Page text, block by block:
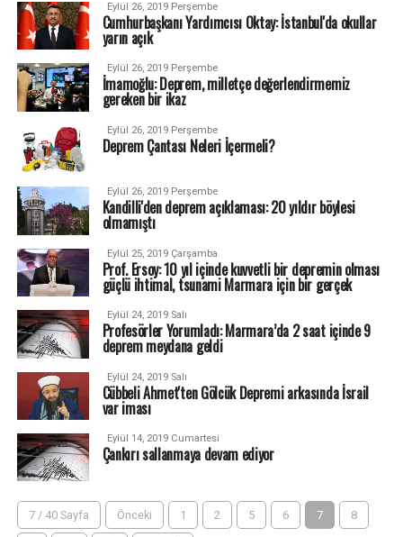
Eylül 26, 2019 Perşembe
Cumhurbaşkanı Yardımcısı Oktay: İstanbul'da okullar
yarın açık
Eylül 26, 2019 Perşembe
İmamoğlu: Deprem, milletçe değerlendirmemiz
gereken bir ikaz
Eylül 26, 2019 Perşembe
Deprem Çantası Neleri İçermeli?
Eylül 26, 2019 Perşembe
Kandilli'den deprem açıklaması: 20 yıldır böylesi
olmamıştı
Eylül 25, 2019 Çarşamba
Prof. Ersoy: 10 yıl içinde kuvvetli bir depremin olması
güçlü ihtimal, tsunami Marmara için bir gerçek
Eylül 24, 2019 Salı
Profesörler Yorumladı: Marmara’da 2 saat içinde 9
deprem meydana geldi
Eylül 24, 2019 Salı
Cübbeli Ahmet'ten Gölcük Depremi arkasında İsrail
var iması
Eylül 14, 2019 Cumartesi
Çankırı sallanmaya devam ediyor
7 / 40 Sayfa Önceki 1 2 5 6 7 8